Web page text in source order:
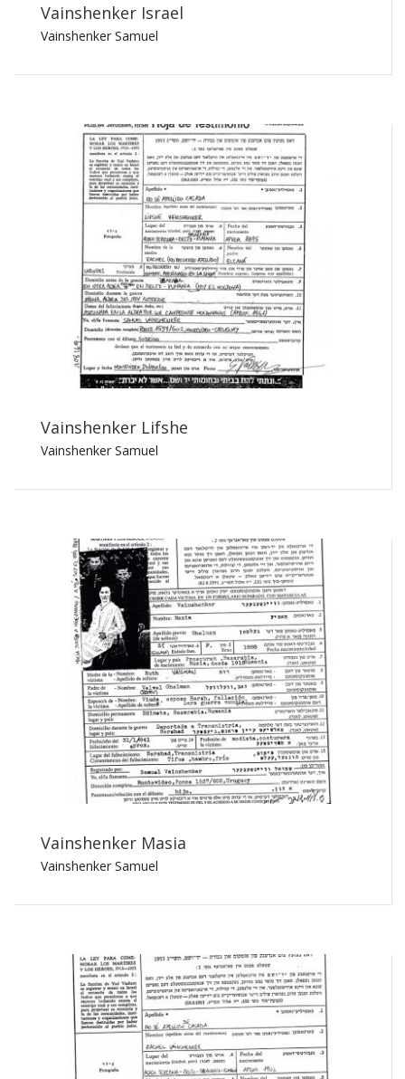
Vainshenker Israel
Vainshenker Samuel
Vainshenker Lifshe
Vainshenker Samuel
Vainshenker Masia
Vainshenker Samuel